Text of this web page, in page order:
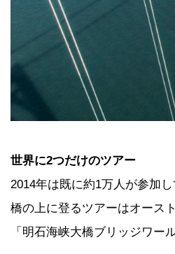
世界に2つだけのツアー
2014年は既に約1万人が参加
橋の上に登るツアーはオース
「明石海峡大橋ブリッジワー